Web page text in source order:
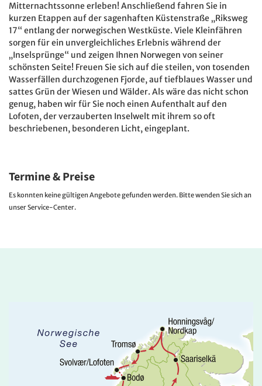
Mitternachtssonne erleben! Anschließend fahren Sie in
kurzen Etappen auf der sagenhaften Küstenstraße „Riksweg
17“ entlang der norwegischen Westküste. Viele Kleinfähren
sorgen für ein unvergleichliches Erlebnis während der
„Inselsprünge“ und zeigen Ihnen Norwegen von seiner
schönsten Seite! Freuen Sie sich auf die steilen, von tosenden
Wasserfällen durchzogenen Fjorde, auf tiefblaues Wasser und
sattes Grün der Wiesen und Wälder. Als wäre das nicht schon
genug, haben wir für Sie noch einen Aufenthalt auf den
Lofoten, der verzauberten Inselwelt mit ihrem so oft
beschriebenen, besonderen Licht, eingeplant.
Termine & Preise
Es konnten keine gültigen Angebote gefunden werden. Bitte wenden Sie sich an
unser Service-Center.